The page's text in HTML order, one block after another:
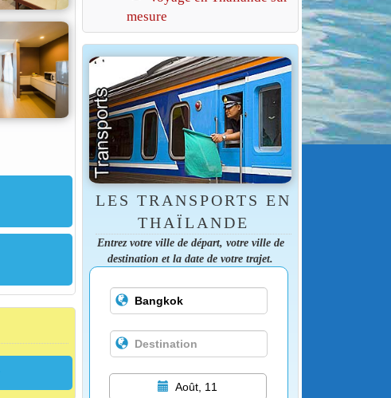
mesure
LES TRANSPORTS EN
THAÏLANDE
Entrez votre ville de départ, votre ville de
destination et la date de votre trajet.
Août, 11